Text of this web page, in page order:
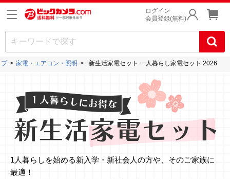
ログイン
会員登録(無料)
家電・エアコン・照明 新生活家電セット 一人暮らし家電セット 2026
1人暮らしを始める新入学・新社会人の方や、そのご家族に
最適！